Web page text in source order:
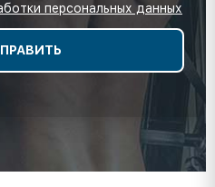
персональных данных